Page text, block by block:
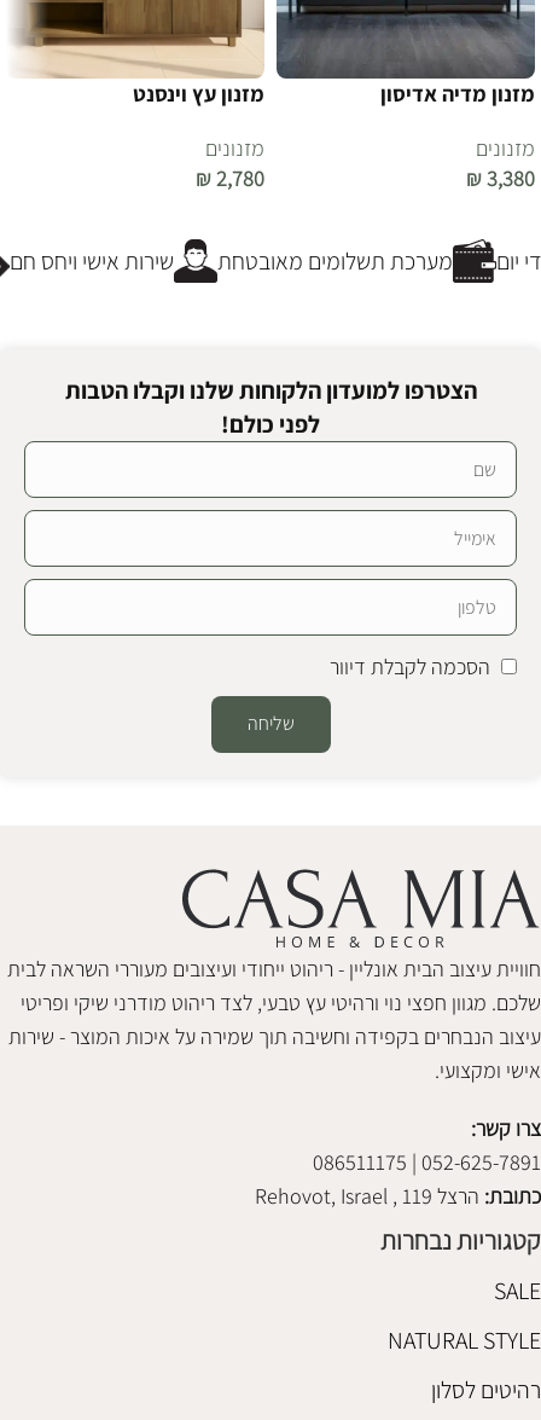
מזנון מדיה אדיסון
מזנונים
₪3,380
מזנון עץ וינסנט
מזנונים
₪2,780
שירות אישי ויחס חם מערכת תשלומים מאובטחת יום
הצטרפו למועדון הלקוחות שלנו וקבלו הטבות
לפני כולם!
הסכמה לקבלת דיוור
שליחה
חוויית עיצוב הבית אונליין - ריהוט ייחודי ועיצובים מעוררי השראה לבית
שלכם. מגוון חפצי נוי ורהיטי עץ טבעי, לצד ריהוט מודרני שיקי ופריטי
עיצוב הנבחרים בקפידה וחשיבה תוך שמירה על איכות המוצר - שירות
אישי ומקצועי.
צרו קשר:
052-625-7891 | 086511175
כתובת: הרצל 119 , Rehovot, Israel
קטגוריות נבחרות
SALE
NATURAL STYLE
רהיטים לסלון